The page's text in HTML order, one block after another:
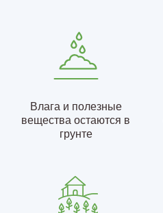
Влага и полезные
вещества остаются в
грунте